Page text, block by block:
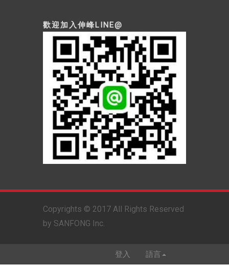
歡迎加入伸峰LINE@
Copyrights © 2017 All Rights Reserved
by SANFONG Inc.
登入 語言